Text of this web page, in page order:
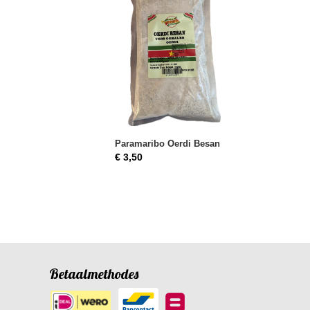
Paramaribo Oerdi Besan
€ 3,50
Betaalmethodes